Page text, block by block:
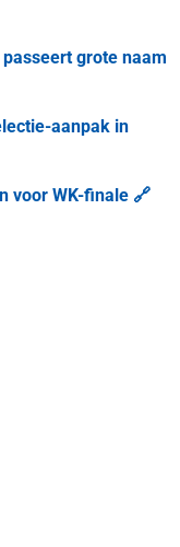
grote naam
aanpak in
voor WK-finale 🔗